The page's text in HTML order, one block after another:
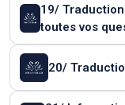
19/
toutes vos
20/